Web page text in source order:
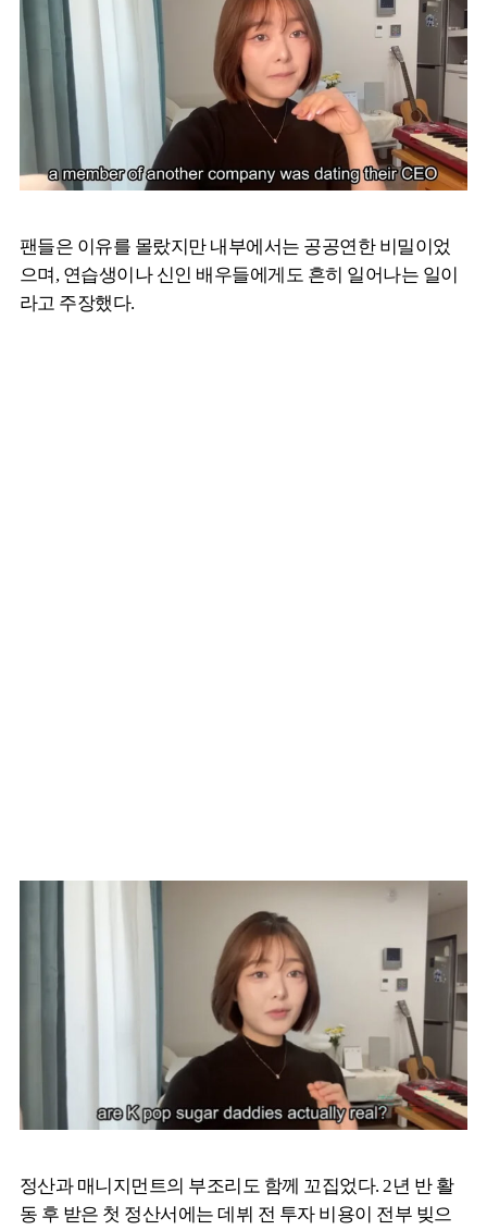
팬들은 이유를 몰랐지만 내부에서는 공공연한 비밀이었
으며, 연습생이나 신인 배우들에게도 흔히 일어나는 일이
라고 주장했다.
정산과 매니지먼트의 부조리도 함께 꼬집었다. 2년 반 활
동 후 받은 첫 정산서에는 데뷔 전 투자 비용이 전부 빚으